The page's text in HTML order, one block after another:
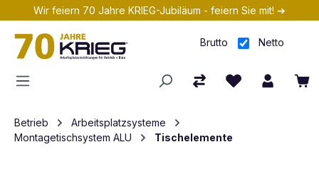
Zum Hauptinhalt springen
Wir feiern 70 Jahre KRIEG-Jubiläum - feiern Sie mit! ➔
Brutto Netto
Betrieb
Arbeitsplatzsysteme
Montagetischsystem ALU
Tischelemente